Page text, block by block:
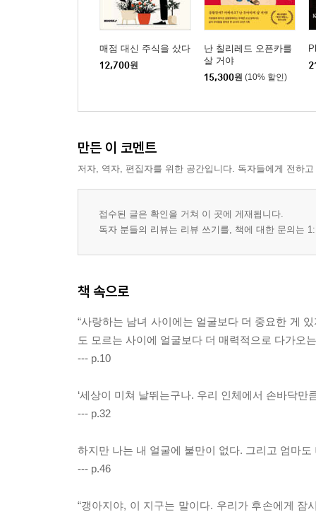
매점 대신 주식을 샀다
12,700원
난 칠리레드 오픈카를
살 거야
15,300원 (10% 할인)
만든 이 코멘트
저자, 역자, 편집자를 위한 공간입니다. 독자들에게 전하
접수된 글은 확인을 거쳐 이 곳에 게재됩니다.
독자 분들의 리뷰는 리뷰 쓰기를, 책에 대한 문의는
책 속으로
“사랑하는 남녀 사이에는 얼굴보다 더 중요한 게
도 모르는 사이에 얼굴보다 더 매력적으로 다가오
--- p.10
‘세상이 미쳐 날뛰는구나. 우리 인체에서 손바닥만
--- p.32
하지만 나는 내 얼굴에 불만이 없다. 그리고 엄마
--- p.46
“갱아지야, 이 지구는 말이다. 우리가 후손에게